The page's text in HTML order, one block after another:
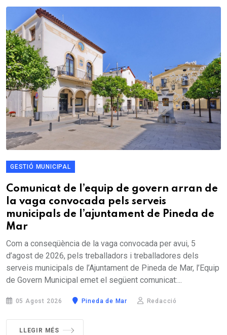
GESTIÓ MUNICIPAL
Comunicat de l’equip de govern arran de
la vaga convocada pels serveis
municipals de l’ajuntament de Pineda de
Mar
Com a conseqüència de la vaga convocada per avui, 5
d’agost de 2026, pels treballadors i treballadores dels
serveis municipals de l’Ajuntament de Pineda de Mar, l’Equip
de Govern Municipal emet el següent comunicat:...
05 Agost 2026 Pineda de Mar Redacció
LLEGIR MÉS